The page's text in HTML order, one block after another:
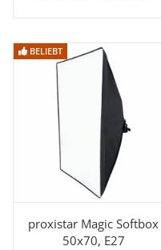
BELIEBT
BELIEBT
proxistar Magic Softbox
50x70, E27